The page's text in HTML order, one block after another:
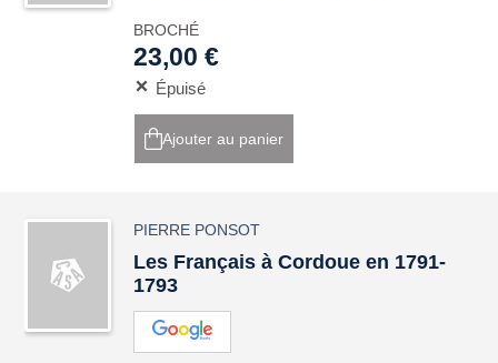
BROCHÉ
23,00 €
Épuisé
Ajouter au panier
PIERRE PONSOT
Les Français à Cordoue en 1791-
1793